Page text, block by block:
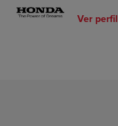
Ver perfil